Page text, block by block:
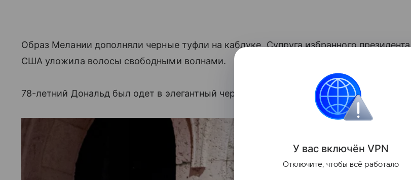
Образ Мелании дополняли черные туфли на каблуке. Супруга избранного президента
США уложила волосы свободными волнами.
78-летний Дональд был одет в элегантный черный смокинг с галстуком-бабочкой.
У вас включён VPN
Отключите, чтобы всё работало